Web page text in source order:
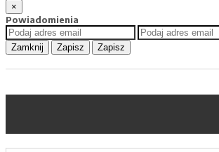
×
Powiadomienia
Zamknij Zapisz Zapisz